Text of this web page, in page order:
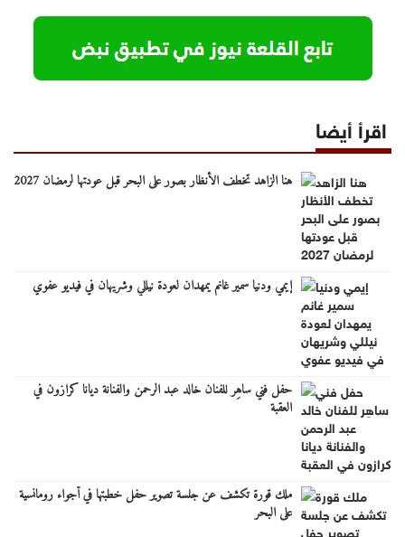
اقرأ أيضا
هنا الزاهد تخطف الأنظار بصور على البحر قبل عودتها لرمضان 2027
إيمي ودنيا سمير غانم يمهدان لعودة نيللي وشريهان في فيديو عفوي
حفل فني ساهِر للفنان خالد عبد الرحمن والفنانة ديانا كرازون في
العقبة
ملك قورة تكشف عن جلسة تصوير حفل خطبتها في أجواء رومانسية
على البحر